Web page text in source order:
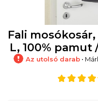
Fali
L, 100% pamut
Az utolsó darab •